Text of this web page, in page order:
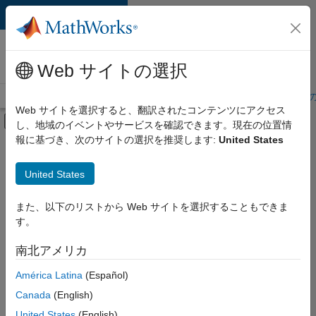
コンテンツへスキップ
MathWorks 採用
情報
学生・キャリア初期
オフキャンバス ナビゲーション メ
メインコンテンツ
絞り込み条件
IT
教育機関向けセールス
マーケティング コミュニケーション
経理および財務
現
こ
の
Web サイトの選択
Web サイトを選択すると、翻訳されたコンテンツにアクセス
し、地域のイベントやサービスを確認できます。現在の位置情
報に基づき、次のサイトの選択を推奨します: United States
United States
また、以下のリストから Web サイトを選択することもできま
す。
南北アメリカ
América Latina (Español)
Canada (English)